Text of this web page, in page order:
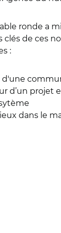
ronde a
clés de ces
:
d'une
d’un projet
dans le